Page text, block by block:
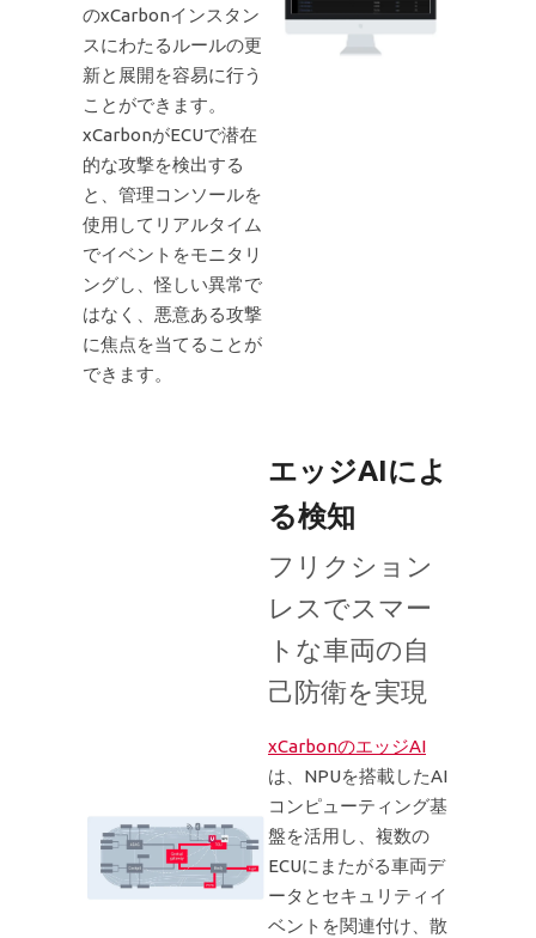
のxCarbonインスタン
スにわたるルールの更
新と展開を容易に行う
ことができます。
xCarbonがECUで潜在
的な攻撃を検出する
と、管理コンソールを
使用してリアルタイム
でイベントをモニタリ
ングし、怪しい異常で
はなく、悪意ある攻撃
に焦点を当てることが
できます。
エッジAIによ
る検知
フリクション
レスでスマー
トな車両の自
己防衛を実現
xCarbonのエッジAI
は、NPUを搭載したAI
コンピューティング基
盤を活用し、複数の
ECUにまたがる車両デ
ータとセキュリティイ
ベントを関連付け、散